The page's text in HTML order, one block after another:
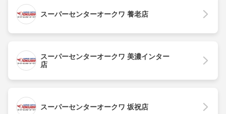
スーパーセンターオークワ 養老店
スーパーセンターオークワ 美濃インター
店
スーパーセンターオークワ 坂祝店